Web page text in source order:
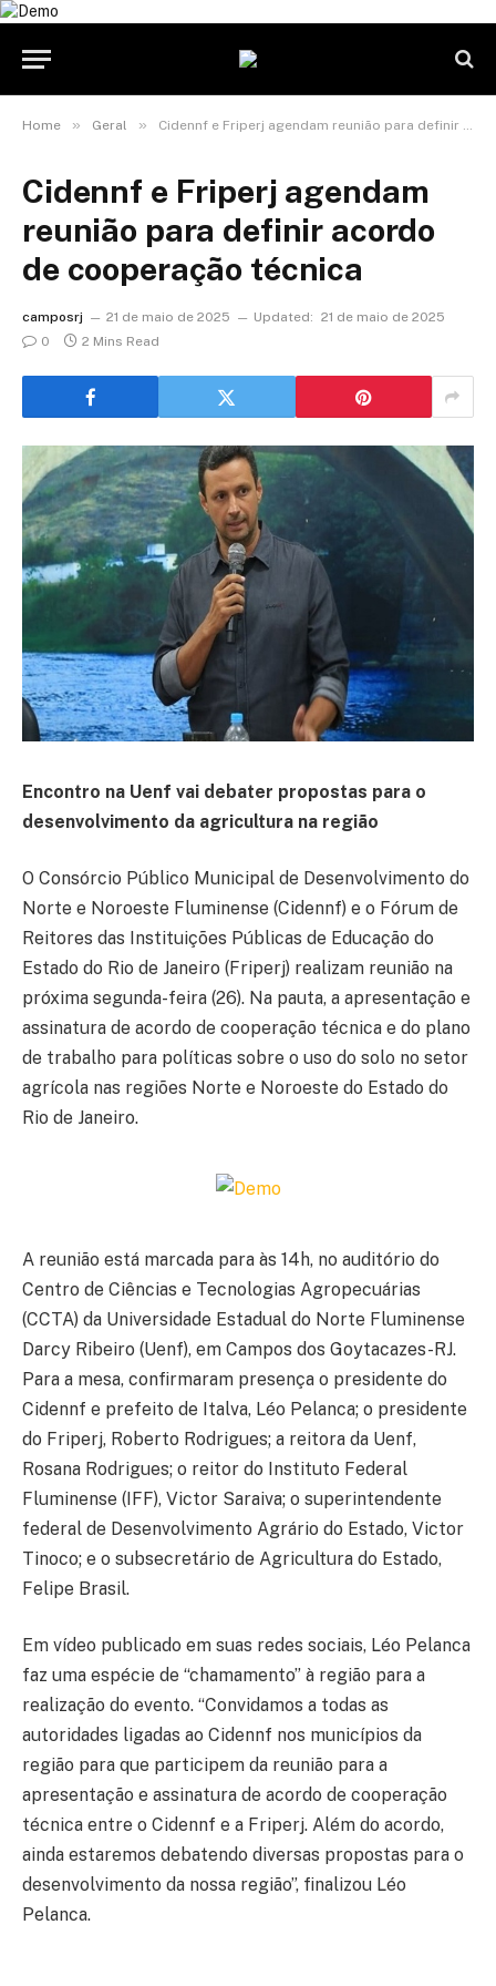
Home » Geral » Cidennf e Friperj agendam reunião para definir acordo de cooperação técnica
Cidennf e Friperj agendam
reunião para definir acordo
de cooperação técnica
camposrj 21 de maio de 2025 Updated: 21 de maio de 2025
0
2 Mins Read
Encontro na Uenf vai debater propostas para o
desenvolvimento da agricultura na região
O Consórcio Público Municipal de Desenvolvimento do
Norte e Noroeste Fluminense (Cidennf) e o Fórum de
Reitores das Instituições Públicas de Educação do
Estado do Rio de Janeiro (Friperj) realizam reunião na
próxima segunda-feira (26). Na pauta, a apresentação e
assinatura de acordo de cooperação técnica e do plano
de trabalho para políticas sobre o uso do solo no setor
agrícola nas regiões Norte e Noroeste do Estado do
Rio de Janeiro.
A reunião está marcada para às 14h, no auditório do
Centro de Ciências e Tecnologias Agropecuárias
(CCTA) da Universidade Estadual do Norte Fluminense
Darcy Ribeiro (Uenf), em Campos dos Goytacazes-RJ.
Para a mesa, confirmaram presença o presidente do
Cidennf e prefeito de Italva, Léo Pelanca; o presidente
do Friperj, Roberto Rodrigues; a reitora da Uenf,
Rosana Rodrigues; o reitor do Instituto Federal
Fluminense (IFF), Victor Saraiva; o superintendente
federal de Desenvolvimento Agrário do Estado, Victor
Tinoco; e o subsecretário de Agricultura do Estado,
Felipe Brasil.
Em vídeo publicado em suas redes sociais, Léo Pelanca
faz uma espécie de “chamamento” à região para a
realização do evento. “Convidamos a todas as
autoridades ligadas ao Cidennf nos municípios da
região para que participem da reunião para a
apresentação e assinatura de acordo de cooperação
técnica entre o Cidennf e a Friperj. Além do acordo,
ainda estaremos debatendo diversas propostas para o
desenvolvimento da nossa região”, finalizou Léo
Pelanca.